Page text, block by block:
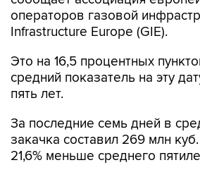
операторов газовой
Infrastructure Europe (GIE).
Это на 16,5 процентных
средний показатель на эту
пять лет.
За последние семь дней в
закачка составил 269 млн
21,6% меньше среднего